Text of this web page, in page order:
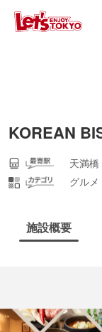
KOREAN
天満橋
グルメ
施設概要